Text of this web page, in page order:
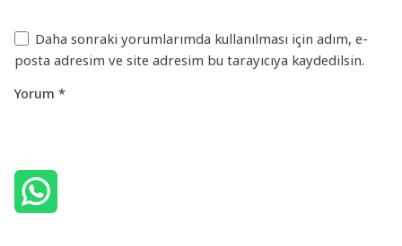
Daha sonraki yorumlarımda kullanılması için adım, e-
posta adresim ve site adresim bu tarayıcıya kaydedilsin.
Yorum *